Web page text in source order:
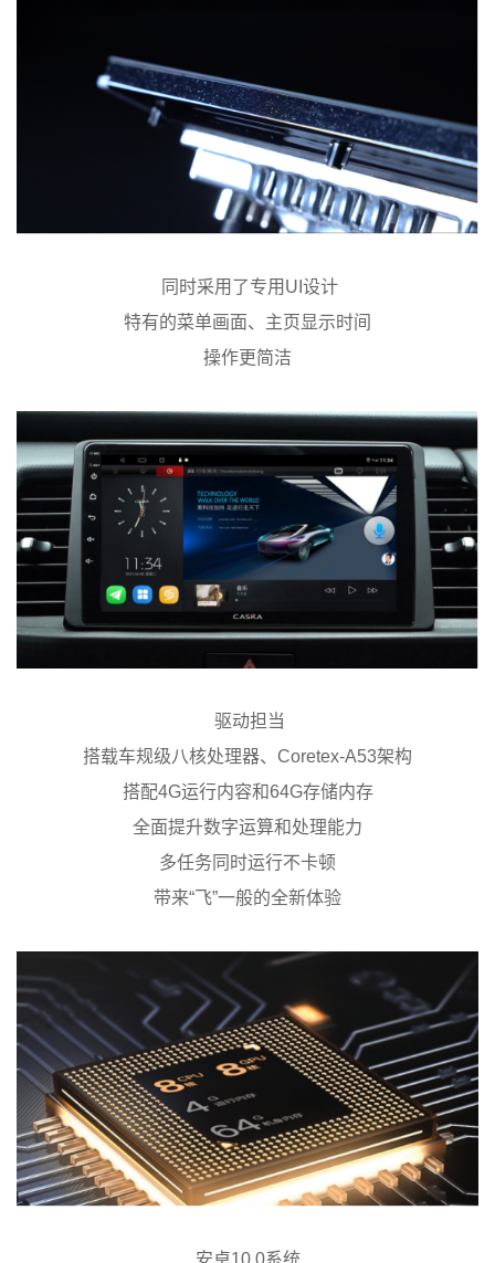
同时采用了专用 UI设计
特有的菜单画面、主页显示时间
操作更简洁
驱动担当
搭载车规级八核处理器、Coretex‐A53架构
搭配4G运行内容和64G存储内存
全面提升数字运算和处理能力
多任务同时运行不卡顿
带来“飞”一般的全新体验
安卓10.0系统